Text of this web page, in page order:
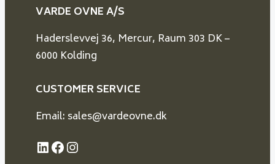
VARDE OVNE A/S
Haderslevvej 36, Mercur, Raum 303 DK –
6000 Kolding
CUSTOMER SERVICE
Email: sales@vardeovne.dk
LinkedIn
Facebook
Instagram